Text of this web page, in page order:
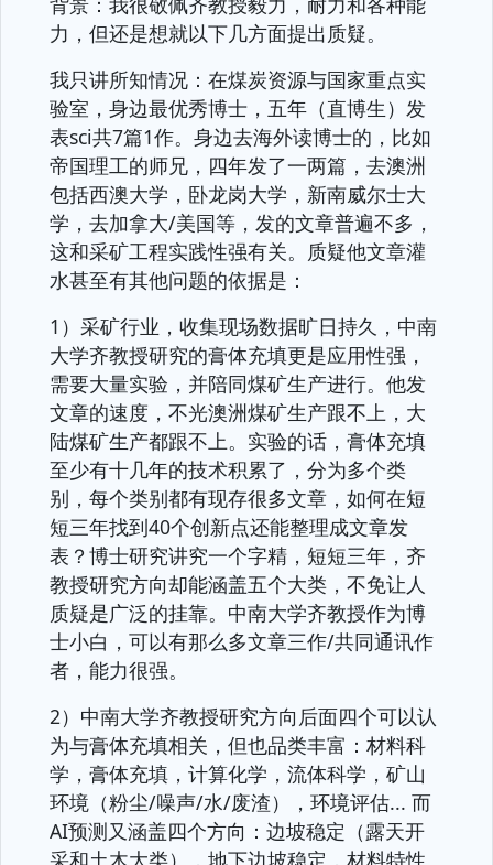
力，但还是想就以下几方面提出质疑。
我只讲所知情况：在煤炭资源与国家重点实
验室，身边最优秀博士，五年（直博生）发
表sci共7篇1作。身边去海外读博士的，比如
帝国理工的师兄，四年发了一两篇，去澳洲
包括西澳大学，卧龙岗大学，新南威尔士大
学，去加拿大/美国等，发的文章普遍不多，
这和采矿工程实践性强有关。质疑他文章灌
水甚至有其他问题的依据是：
1）采矿行业，收集现场数据旷日持久，中南
大学齐教授研究的膏体充填更是应用性强，
需要大量实验，并陪同煤矿生产进行。他发
文章的速度，不光澳洲煤矿生产跟不上，大
陆煤矿生产都跟不上。实验的话，膏体充填
至少有十几年的技术积累了，分为多个类
别，每个类别都有现存很多文章，如何在短
短三年找到40个创新点还能整理成文章发
表？博士研究讲究一个字精，短短三年，齐
教授研究方向却能涵盖五个大类，不免让人
质疑是广泛的挂靠。中南大学齐教授作为博
士小白，可以有那么多文章三作/共同通讯作
者，能力很强。
2）中南大学齐教授研究方向后面四个可以认
为与膏体充填相关，但也品类丰富：材料科
学，膏体充填，计算化学，流体科学，矿山
环境（粉尘/噪声/水/废渣），环境评估... 而
AI预测又涵盖四个方向：边坡稳定（露天开
采和土木大类），地下边坡稳定，材料特性